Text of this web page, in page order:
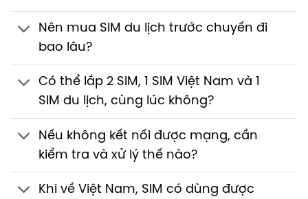
Nên mua SIM du lịch trước chuyến đi
bao lâu?
Có thể lắp 2 SIM, 1 SIM Việt Nam và 1
SIM du lịch, cùng lúc không?
Nếu không kết nối được mạng, cần
kiểm tra và xử lý thế nào?
Khi về Việt Nam, SIM có dùng được